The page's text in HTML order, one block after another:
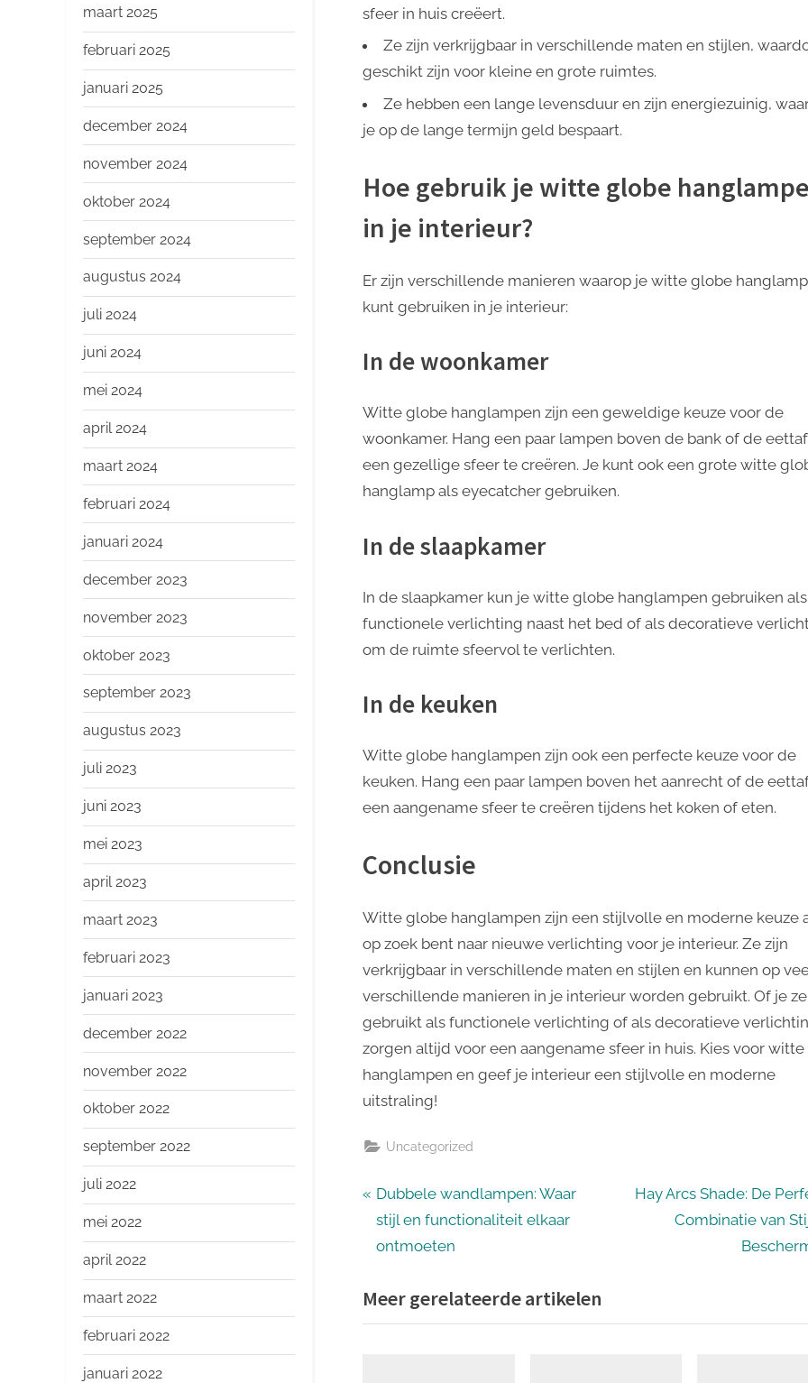
sfeer in huis creëert.
Ze zijn verkrijgbaar in verschillende maten en stijlen,
geschikt zijn voor kleine en grote ruimtes.
Ze hebben een lange levensduur en zijn energiezuinig,
je op de lange termijn geld bespaart.
Hoe gebruik je witte globe
in je interieur?
Er zijn verschillende manieren waarop je witte globe
kunt gebruiken in je interieur:
In de woonkamer
Witte globe hanglampen zijn een geweldige keuze voor de
woonkamer. Hang een paar lampen boven de bank of de
een gezellige sfeer te creëren. Je kunt ook een grote witte
hanglamp als eyecatcher gebruiken.
In de slaapkamer
In de slaapkamer kun je witte globe hanglampen gebruiken als
functionele verlichting naast het bed of als decoratieve
om de ruimte sfeervol te verlichten.
In de keuken
Witte globe hanglampen zijn ook een perfecte keuze voor de
keuken. Hang een paar lampen boven het aanrecht of de
een aangename sfeer te creëren tijdens het koken of eten.
Conclusie
Witte globe hanglampen zijn een stijlvolle en moderne keuze
op zoek bent naar nieuwe verlichting voor je interieur. Ze zijn
verkrijgbaar in verschillende maten en stijlen en kunnen op
verschillende manieren in je interieur worden gebruikt. Of je
gebruikt als functionele verlichting of als decoratieve
zorgen altijd voor een aangename sfeer in huis. Kies voor
hanglampen en geef je interieur een stijlvolle en moderne
uitstraling!
Uncategorized
Bericht
navigatie
P
r
e
i
o
Dubbele wandlampen: Waar
stijl en functionaliteit elkaar
ontmoeten
N
o
Hay Arcs Shade: De
Combinatie van
Meer gerelateerde artikelen
maart 2025
februari 2025
januari 2025
december 2024
november 2024
oktober 2024
september 2024
augustus 2024
juli 2024
juni 2024
mei 2024
april 2024
maart 2024
februari 2024
januari 2024
december 2023
november 2023
oktober 2023
september 2023
augustus 2023
juli 2023
juni 2023
mei 2023
april 2023
maart 2023
februari 2023
januari 2023
december 2022
november 2022
oktober 2022
september 2022
juli 2022
mei 2022
april 2022
maart 2022
februari 2022
januari 2022